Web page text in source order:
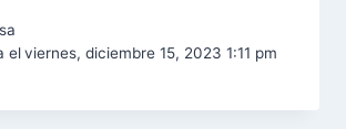
el viernes, diciembre 15, 2023 1:11 pm